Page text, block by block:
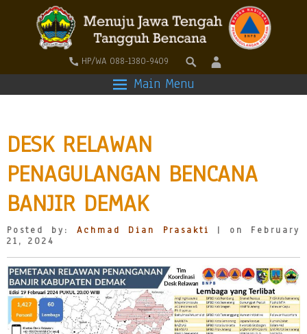
HP/WA 088-1380-9409
Main Menu
DESK RELAWAN
PENAGULANGAN BENCANA
BANJIR DEMAK
Posted by: Achmad Dian Prasakti
| on February
21, 2024